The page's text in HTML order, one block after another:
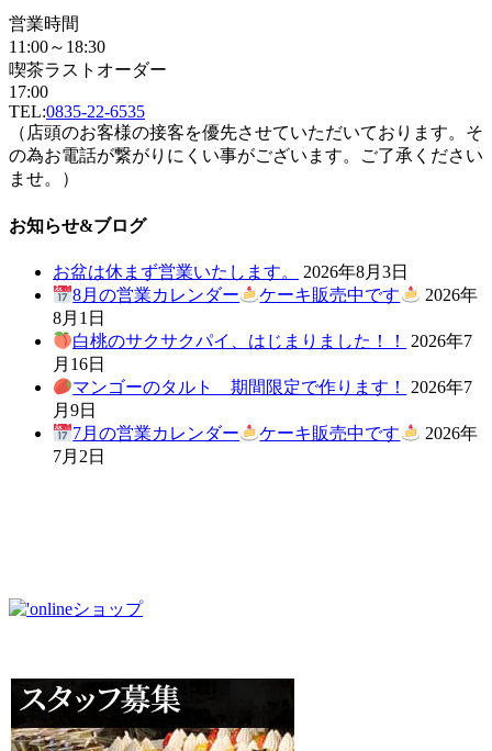
営業時間
11:00～18:30
喫茶ラストオーダー
17:00
TEL:0835-22-6535
（店頭のお客様の接客を優先させていただいております。そ
の為お電話が繋がりにくい事がございます。ご了承ください
ませ。）
お知らせ&ブログ
お盆は休まず営業いたします。
2026年8月3日
8月の営業カレンダー
ケーキ販売中です
2026年
8月1日
白桃のサクサクパイ、はじまりました！！
2026年7
月16日
マンゴーのタルト 期間限定で作ります！
2026年7
月9日
7月の営業カレンダー
ケーキ販売中です
2026年
7月2日